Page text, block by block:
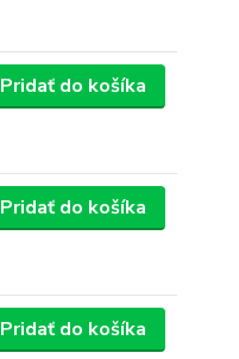
Pridať do košíka
Pridať do košíka
Pridať do košíka